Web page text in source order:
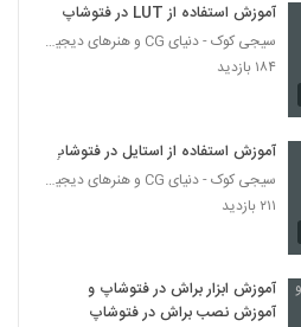
آموزش استفاده از LUT در فتوشاپ
سیجی کوک - دنیای CG و هنرهای دیجیتال
۱۸۴ بازدید
آموزش استفاده از استایل در فتوشاپ
سیجی کوک - دنیای CG و هنرهای دیجیتال
۲۱۱ بازدید
آموزش ابزار براش در فتوشاپ و
آموزش نصب براش در فتوشاپ